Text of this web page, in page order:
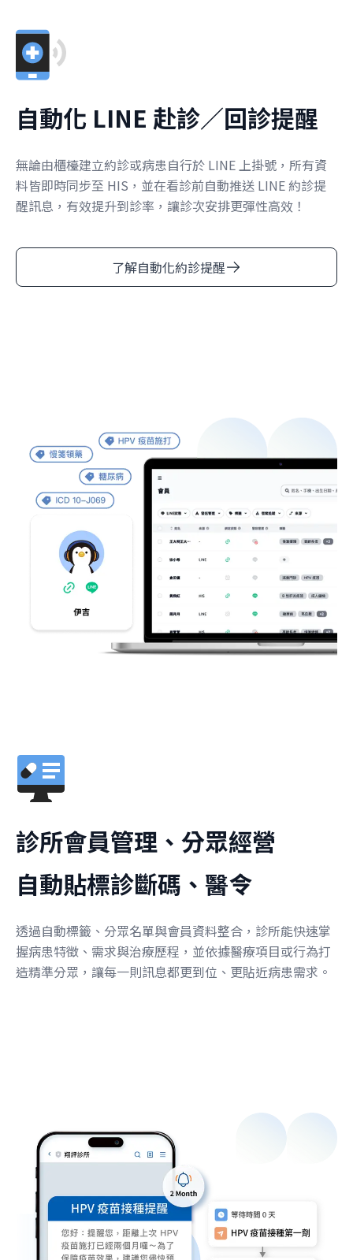
自動化 LINE 赴診／回診提醒
無論由櫃檯建立約診或病患自行於 LINE 上掛號，所有資
料皆即時同步至 HIS，並在看診前自動推送 LINE 約診提
醒訊息，有效提升到診率，讓診次安排更彈性高效！
了解自動化約診提醒
診所會員管理、分眾經營
自動貼標診斷碼、醫令
透過自動標籤、分眾名單與會員資料整合，診所能快速掌
握病患特徵、需求與治療歷程，並依據醫療項目或行為打
造精準分眾，讓每一則訊息都更到位、更貼近病患需求。